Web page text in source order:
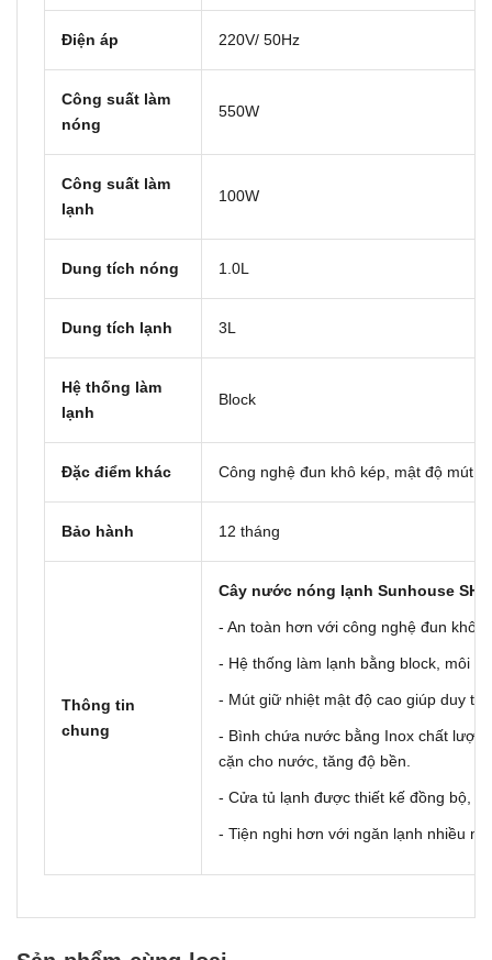
Điện áp 220V/ 50Hz
Công suất làm
nóng
550W
Công suất làm
lạnh
100W
Dung tích nóng 1.0L
Dung tích lạnh 3L
Hệ thống làm
lạnh
Block
Đặc điểm khác Công nghệ đun khô kép, mật độ mút
Bảo hành 12 tháng
Thông tin
chung
Cây nước nóng lạnh Sunhouse
- An toàn hơn với công nghệ đun khô
- Hệ thống làm lạnh bằng block, môi
- Mút giữ nhiệt mật độ cao giúp duy trì
- Bình chứa nước bằng Inox chất
cặn cho nước, tăng độ bền.
- Cửa tủ lạnh được thiết kế đồng bộ,
- Tiện nghi hơn với ngăn lạnh nhiều